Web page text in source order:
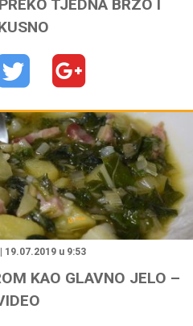
TJEDNA BRZO I
19.07.2019 u 9:53
KAO GLAVNO JELO –